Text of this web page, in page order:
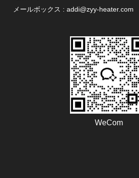
メールボックス : addi@zyy-heater.com
WeCom